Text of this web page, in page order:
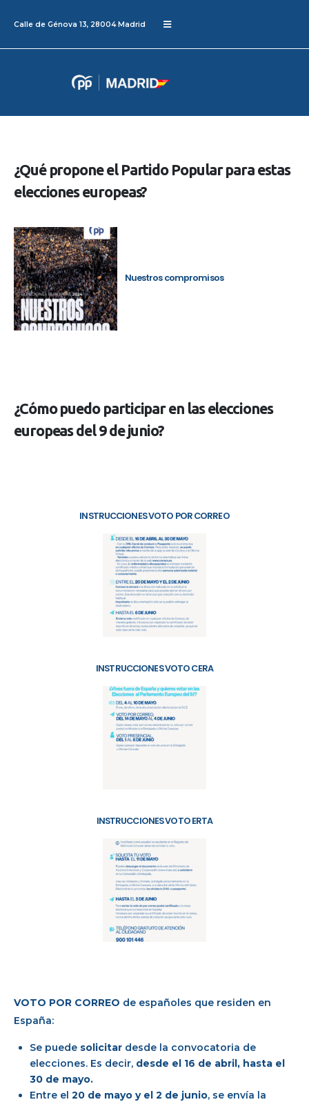
Calle de Génova 13, 28004 Madrid
¿Qué propone el Partido Popular para estas
elecciones europeas?
Nuestros compromisos
¿Cómo puedo participar en las elecciones
europeas del 9 de junio?
INSTRUCCIONES VOTO POR CORREO
INSTRUCCIONES VOTO CERA
INSTRUCCIONES VOTO ERTA
VOTO POR CORREO de españoles que residen en
España:
Se puede solicitar desde la convocatoria de
elecciones. Es decir, desde el 16 de abril, hasta el
30 de mayo.
Entre el20 de mayo y el 2 de junio, se envía la